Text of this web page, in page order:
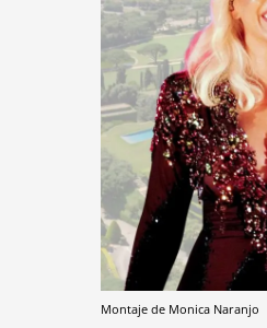
Montaje de Monica Naranjo